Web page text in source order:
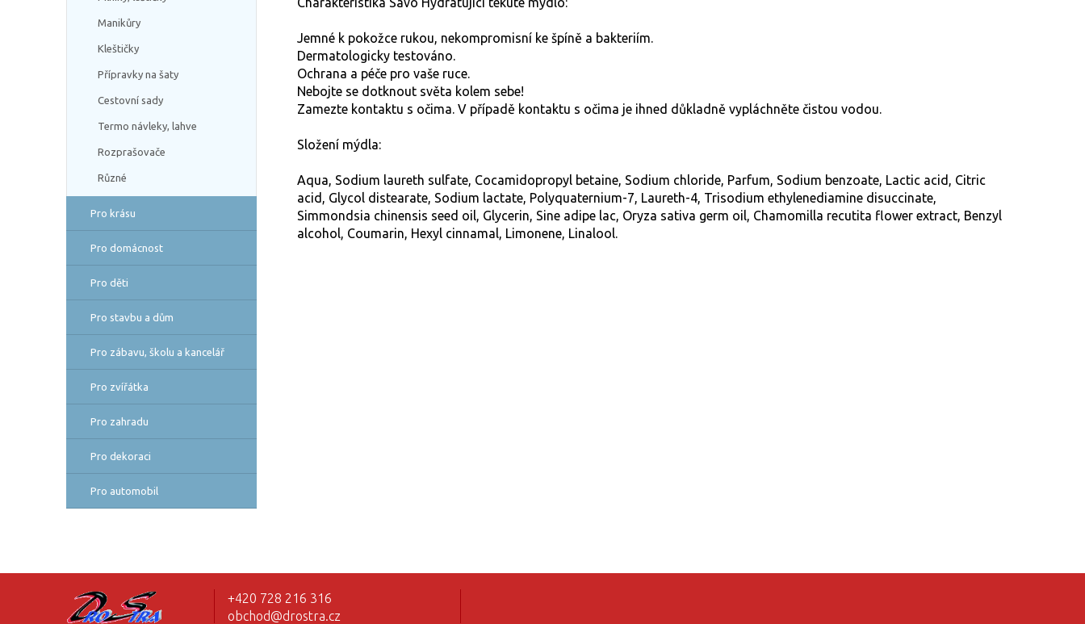
Manikůry
Kleštičky
Přípravky na šaty
Cestovní sady
Termo návleky, lahve
Rozprašovače
Různé
Pro krásu
Pro domácnost
Pro děti
Pro stavbu a dům
Pro zábavu, školu a kancelář
Pro zvířátka
Pro zahradu
Pro dekoraci
Pro automobil
Jemné k pokožce rukou, nekompromisní ke špíně a bakteriím.
Dermatologicky testováno.
Ochrana a péče pro vaše ruce.
Nebojte se dotknout světa kolem sebe!
Zamezte kontaktu s očima. V případě kontaktu s očima je ihned důkladně vypláchněte čistou vodou.
Složení mýdla:
Aqua, Sodium laureth sulfate, Cocamidopropyl betaine, Sodium chloride, Parfum, Sodium benzoate, Lactic acid, Citric
acid, Glycol distearate, Sodium lactate, Polyquaternium-7, Laureth-4, Trisodium ethylenediamine disuccinate,
Simmondsia chinensis seed oil, Glycerin, Sine adipe lac, Oryza sativa germ oil, Chamomilla recutita flower extract, Benzyl
alcohol, Coumarin, Hexyl cinnamal, Limonene, Linalool.
+420 728 216 316
obchod@drostra.cz